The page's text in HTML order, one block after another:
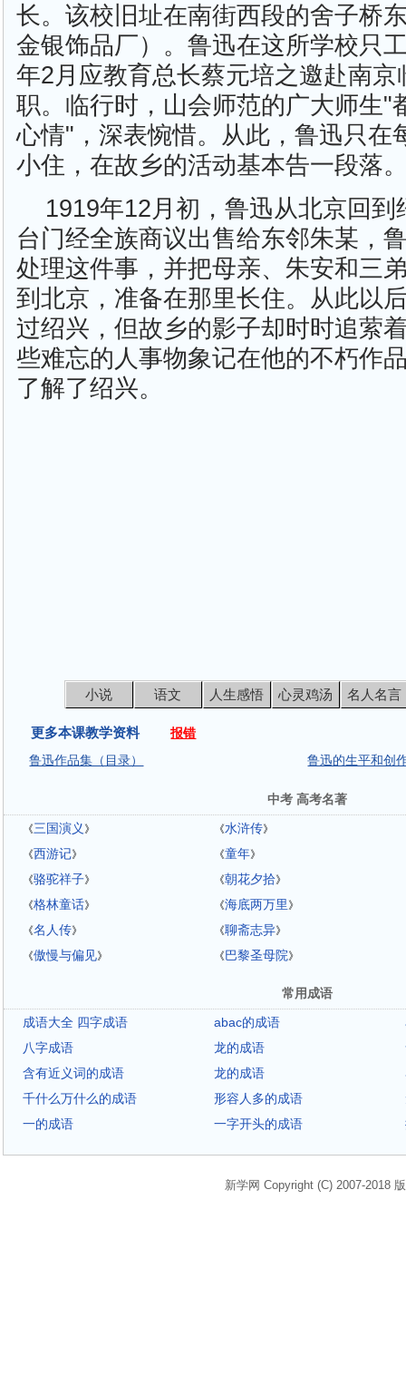
长。该校旧址在南街西段的舍子桥
金银饰品厂）。鲁迅在这所学校只
年2月应教育总长蔡元培之邀赴南
职。临行时，山会师范的广大师生"
心情"，深表惋惜。从此，鲁迅只在
小住，在故乡的活动基本告一段落
1919年12月初，鲁迅从北京回
台门经全族商议出售给东邻朱某，
处理这件事，并把母亲、朱安和三
到北京，准备在那里长住。从此以
过绍兴，但故乡的影子却时时追萦
些难忘的人事物象记在他的不朽作
了解了绍兴。
小说 语文 人生感悟 心灵鸡汤 名人名言
更多本课教学资料报错
鲁迅作品集（目录）
鲁迅的生平和创
中考 高考名著
《三国演义 》 《水浒传》
《西游记》 《童年》
《骆驼祥子》 《朝花夕拾》
《格林童话》 《海底两万里 》
《名人传》 《聊斋志异》
《傲慢与偏见》 《巴黎圣母院》
常用成语
成语大全 四字成语
abac的成语
八字成语
龙的成语
含有近义词的成语
龙的成语
千什么万什么的成语
形容人多的成语
一的成语
一字开头的成语
新学网 Copyright (C) 2007-2018